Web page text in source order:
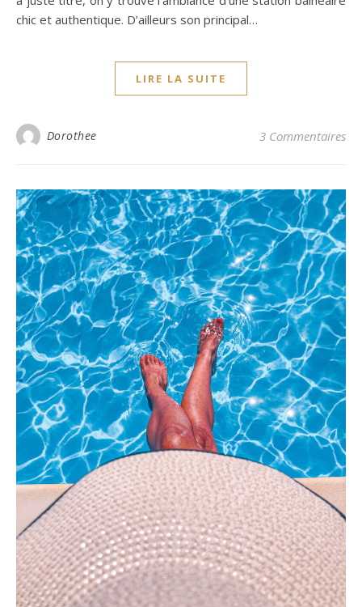
chic et authentique. D’ailleurs son principal…
LIRE LA SUITE
Dorothee 3 Commentaires